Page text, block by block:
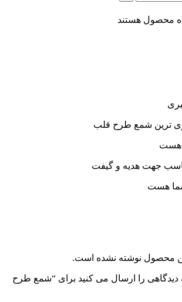
محصول هستند
ترین شمع طرح قلب
هست
جهت هدیه و گیفت
هست
محصول نوشته نشده است.
دیدگاهی را ارسال می کنید برای “شمع طرح